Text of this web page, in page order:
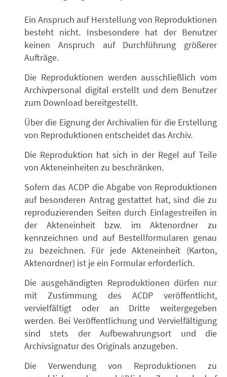
Ein Anspruch auf Herstellung von Reproduktionen
besteht nicht. Insbesondere hat der Benutzer
keinen Anspruch auf Durchführung größerer
Aufträge.
Die Reproduktionen werden ausschließlich vom
Archivpersonal digital erstellt und dem Benutzer
zum Download bereitgestellt.
Über die Eignung der Archivalien für die Erstellung
von Reproduktionen entscheidet das Archiv.
Die Reproduktion hat sich in der Regel auf Teile
von Akteneinheiten zu beschränken.
Sofern das ACDP die Abgabe von Reproduktionen
auf besonderen Antrag gestattet hat, sind die zu
reproduzierenden Seiten durch Einlagestreifen in
der Akteneinheit bzw. im Aktenordner zu
kennzeichnen und auf Bestellformularen genau
zu bezeichnen. Für jede Akteneinheit (Karton,
Aktenordner) ist je ein Formular erforderlich.
Die ausgehändigten Reproduktionen dürfen nur
mit Zustimmung des ACDP veröffentlicht,
vervielfältigt oder an Dritte weitergegeben
werden. Bei Veröffentlichung und Vervielfältigung
sind stets der Aufbewahrungsort und die
Archivsignatur des Originals anzugeben.
Die Verwendung von Reproduktionen zu